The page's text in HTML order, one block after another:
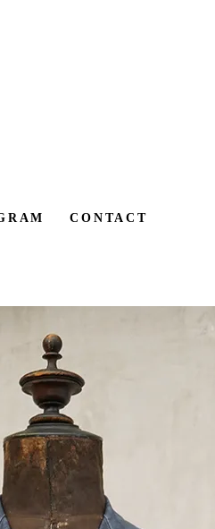
CONTACT